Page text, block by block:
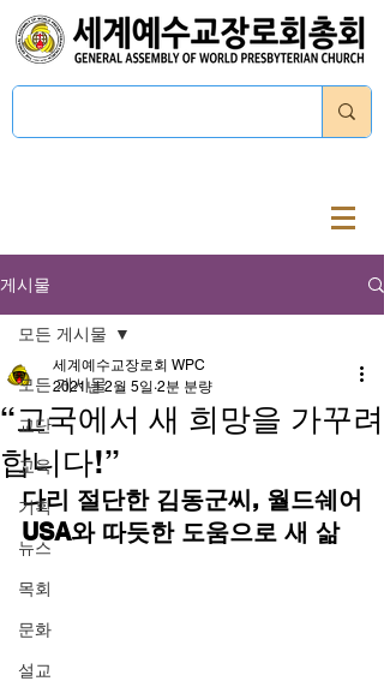
게시물
모든 게시물
교단
교육
기획
뉴스
목회
문화
설교
모든 게시물
“고국에서 새 희망을 가꾸려
합니다!”
세계예수교장로회 WPC
2021년 2월 5일 2분 분량
다리 절단한 김동군씨, 월드쉐어
USA와 따듯한 도움으로 새 삶